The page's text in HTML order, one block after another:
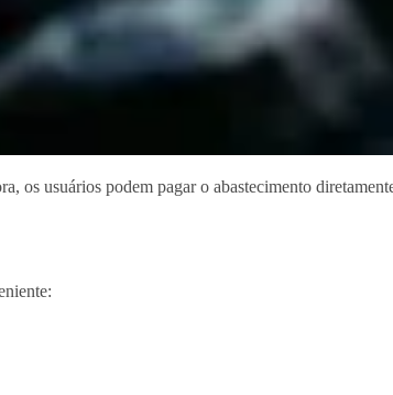
usuários podem pagar o abastecimento